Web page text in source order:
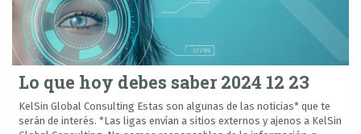
Lo que hoy debes saber 2024 12 23
KelSin Global Consulting Estas son algunas de las noticias* que te
serán de interés. *Las ligas envían a sitios externos y ajenos a KelSin